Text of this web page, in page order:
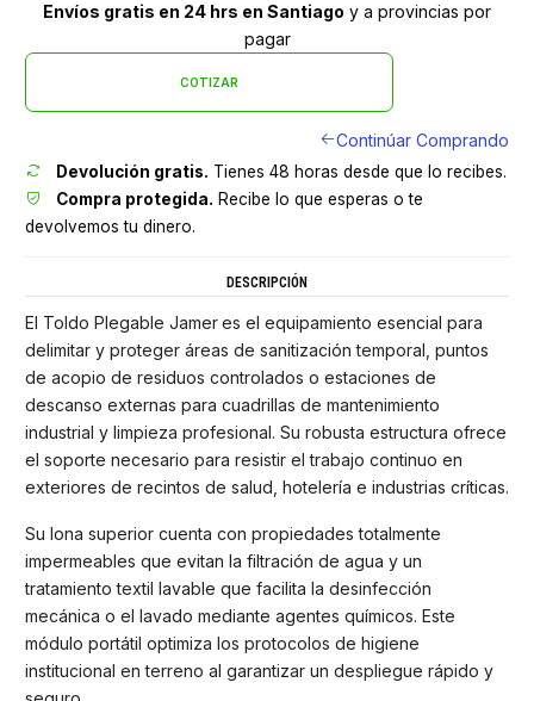
Envíos gratis en 24 hrs en Santiago y a provincias por
pagar
COTIZAR
Continúar Comprando
Devolución gratis. Tienes 48 horas desde que lo recibes.
Compra protegida. Recibe lo que esperas o te
devolvemos tu dinero.
DESCRIPCIÓN
El Toldo Plegable Jameres el equipamiento esencial para
delimitar y proteger áreas de sanitización temporal, puntos
de acopio de residuos controlados o estaciones de
descanso externas para cuadrillas de mantenimiento
industrial y limpieza profesional. Su robusta estructura ofrece
el soporte necesario para resistir el trabajo continuo en
exteriores de recintos de salud, hotelería e industrias críticas.
Su lona superior cuenta con propiedades totalmente
impermeables que evitan la filtración de agua y un
tratamiento textil lavable que facilita la desinfección
mecánica o el lavado mediante agentes químicos. Este
módulo portátil optimiza los protocolos de higiene
institucional en terreno al garantizar un despliegue rápido y